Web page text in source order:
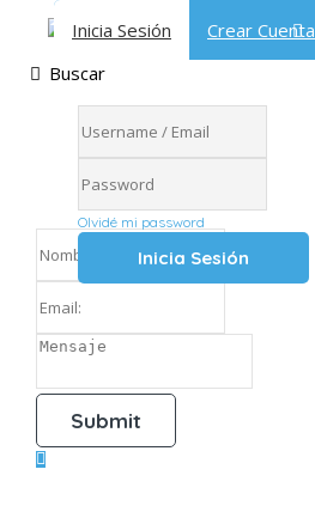
Buscar
Inicia Sesión Crear Cuenta
Olvidé mi password